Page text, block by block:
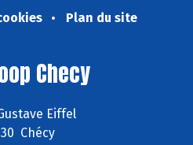
Plan du site
Checy
Eiffel
Chécy